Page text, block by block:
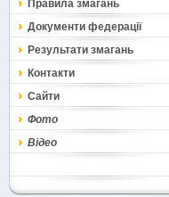
Правила змагань
Документи федерації
Результати змагань
Контакти
Сайти
Фото
Відео